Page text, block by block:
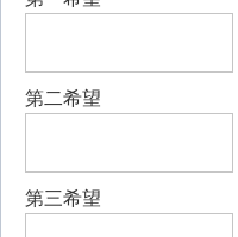
第二希望
第三希望